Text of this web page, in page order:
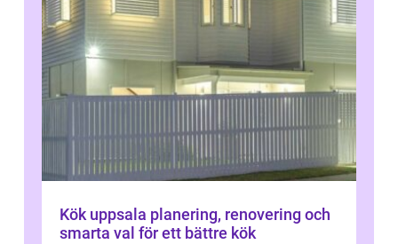
Kök uppsala planering, renovering och
smarta val för ett bättre kök